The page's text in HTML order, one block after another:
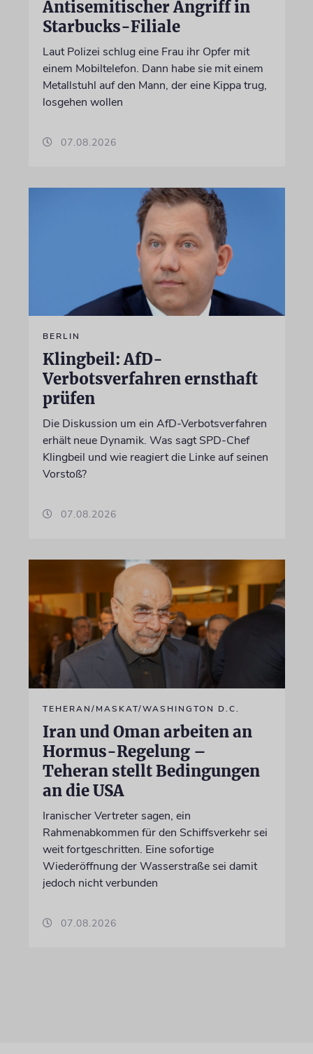
Antisemitischer Angriff in
Starbucks-Filiale
Laut Polizei schlug eine Frau ihr Opfer mit
einem Mobiltelefon. Dann habe sie mit einem
Metallstuhl auf den Mann, der eine Kippa trug,
losgehen wollen
07.08.2026
BERLIN
Klingbeil: AfD-
Verbotsverfahren ernsthaft
prüfen
Die Diskussion um ein AfD-Verbotsverfahren
erhält neue Dynamik. Was sagt SPD-Chef
Klingbeil und wie reagiert die Linke auf seinen
Vorstoß?
07.08.2026
TEHERAN/MASKAT/WASHINGTON D.C.
Iran und Oman arbeiten an
Hormus-Regelung –
Teheran stellt Bedingungen
an die USA
Iranischer Vertreter sagen, ein
Rahmenabkommen für den Schiffsverkehr sei
weit fortgeschritten. Eine sofortige
Wiederöffnung der Wasserstraße sei damit
jedoch nicht verbunden
07.08.2026